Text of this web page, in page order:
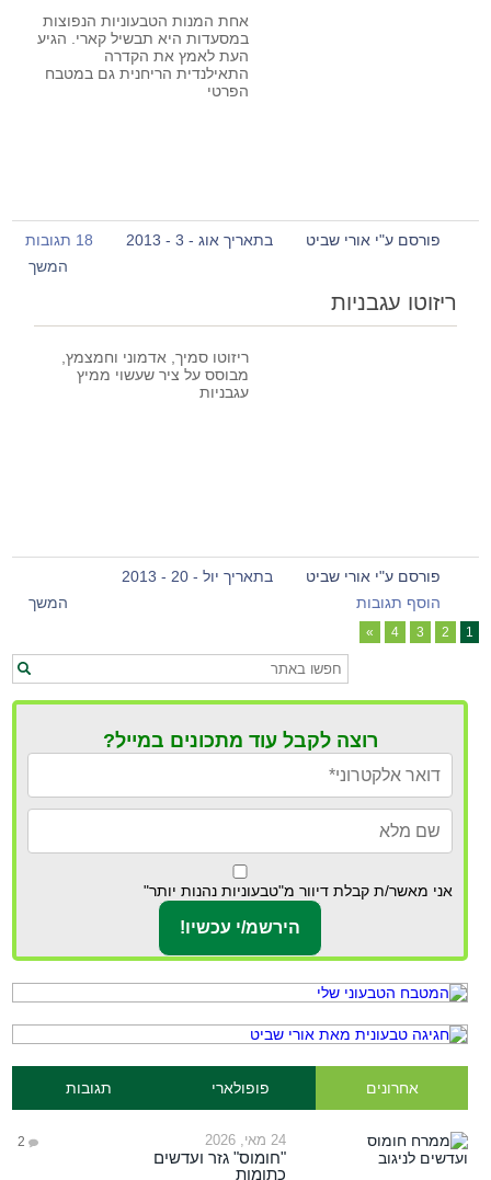
אחת המנות הטבעוניות הנפוצות
במסעדות היא תבשיל קארי. הגיע
העת לאמץ את הקדרה
התאילנדית הריחנית גם במטבח
הפרטי
פורסם ע"י אורי שביט בתאריך אוג - 3 - 2013
18 תגובות
המשך
ריזוטו עגבניות
ריזוטו סמיך, אדמוני וחמצמץ,
מבוסס על ציר שעשוי ממיץ
עגבניות
פורסם ע"י אורי שביט
בתאריך יול - 20 - 2013
הוסף תגובות
המשך
1
2
3
4
»
רוצה לקבל עוד מתכונים במייל?
אני מאשר/ת קבלת דיוור מ"טבעוניות נהנות יותר"
אחרונים פופולארי תגובות
24 מאי, 2026 2
"חומוס" גזר ועדשים
כתומות